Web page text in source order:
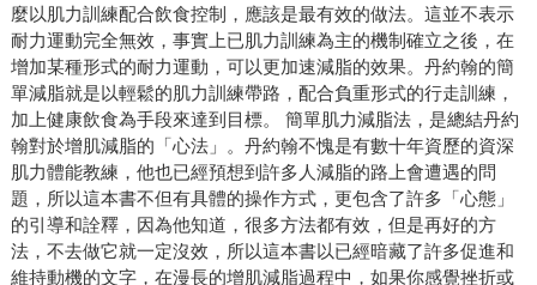
麼以肌力訓練配合飲食控制，應該是最有效的做法。這並不表示
耐力運動完全無效，事實上已肌力訓練為主的機制確立之後，在
增加某種形式的耐力運動，可以更加速減脂的效果。丹約翰的簡
單減脂就是以輕鬆的肌力訓練帶路，配合負重形式的行走訓練，
加上健康飲食為手段來達到目標。 簡單肌力減脂法，是總結丹約
翰對於增肌減脂的「心法」。丹約翰不愧是有數十年資歷的資深
肌力體能教練，他也已經預想到許多人減脂的路上會遭遇的問
題，所以這本書不但有具體的操作方式，更包含了許多「心態」
的引導和詮釋，因為他知道，很多方法都有效，但是再好的方
法，不去做它就一定沒效，所以這本書以已經暗藏了許多促進和
維持動機的文字，在漫長的增肌減脂過程中，如果你感覺挫折或